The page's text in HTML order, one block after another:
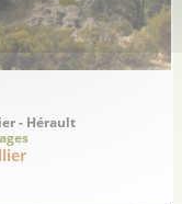
- Hérault